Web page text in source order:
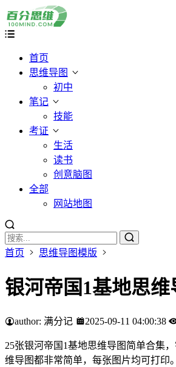
首页
思维导图
初中
笔记
技能
考证
生活
读书
创意脑图
全部
网站地图
首页 思维导图模版
银河帝国1基地思
author: 满分记 2025-09-11 04:00:38
25张银河帝国1基地思维导图简单合集
维导图都非常简单，每张图片均可打印。